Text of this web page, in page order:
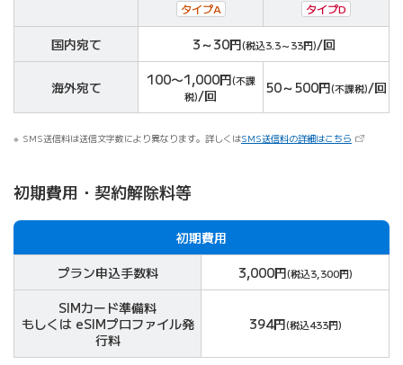
タイプA タイプD
国内宛て 3～30円(税込3.3～33円)/回
海外宛て 100〜1,000円(不課
税)/回 50～500円(不課税)/回
SMS送信料は送信文字数により異なります。詳しくはSMS送信料の詳細はこちら （新しいタ
初期費用・契約解除料等
初期費用
プラン申込手数料
3,000円(税込3,300円)
SIMカード準備料
もしくは eSIMプロファイル発
行料
394円(税込433円)